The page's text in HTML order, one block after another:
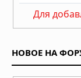
Для
НОВОЕ НА